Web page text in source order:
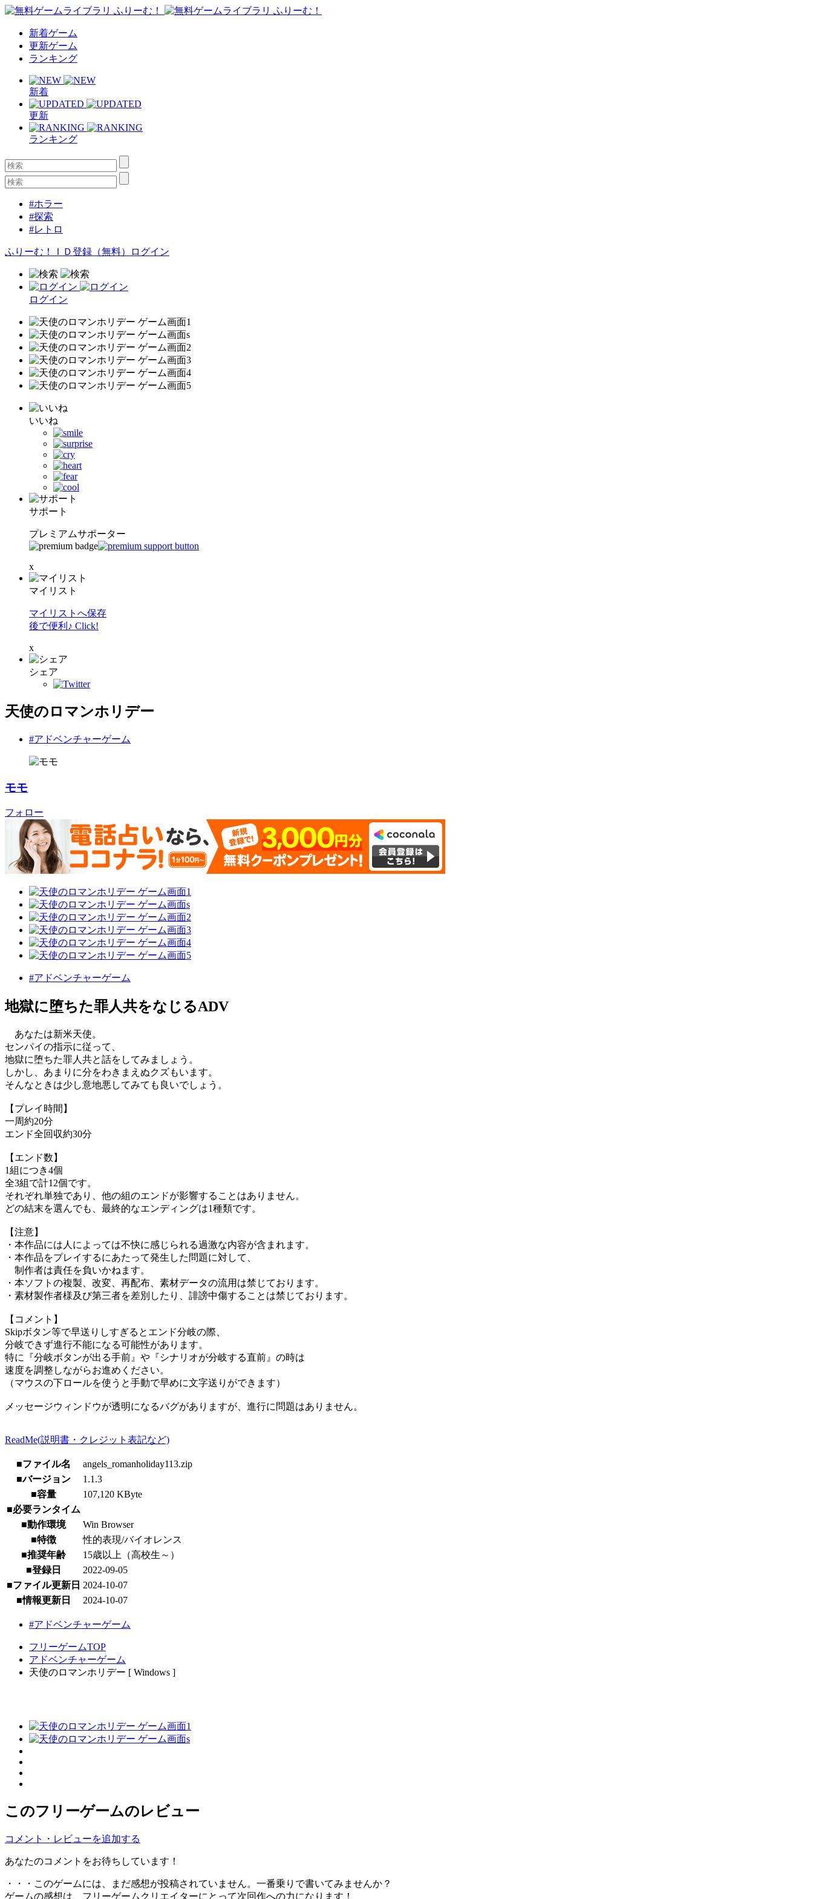
新着ゲーム
更新ゲーム
ランキング
新着
更新
ランキング
#ホラー
#探索
#レトロ
ふりーむ！ＩＤ登録（無料） ログイン
ログイン
いいね
サポート
プレミアムサポーター
x
マイリスト
マイリストへ保存
後で便利♪ Click!
x
シェア
天使のロマンホリデー
#アドベンチャーゲーム
モモ
フォロー
#アドベンチャーゲーム
地獄に堕ちた罪人共をなじるADV
あなたは新米天使。
センパイの指示に従って、
地獄に堕ちた罪人共と話をしてみましょう。
しかし、あまりに分をわきまえぬクズもいます。
そんなときは少し意地悪してみても良いでしょう。
【プレイ時間】
一周約20分
エンド全回収約30分
【エンド数】
1組につき4個
全3組で計12個です。
それぞれ単独であり、他の組のエンドが影響することはありません。
どの結末を選んでも、最終的なエンディングは1種類です。
【注意】
・本作品には人によっては不快に感じられる過激な内容が含まれます。
・本作品をプレイするにあたって発生した問題に対して、
制作者は責任を負いかねます。
・本ソフトの複製、改変、再配布、素材データの流用は禁じております。
・素材製作者様及び第三者を差別したり、誹謗中傷することは禁じております。
【コメント】
Skipボタン等で早送りしすぎるとエンド分岐の際、
分岐できず進行不能になる可能性があります。
特に『分岐ボタンが出る手前』や『シナリオが分岐する直前』の時は
速度を調整しながらお進めください。
（マウスの下ロールを使うと手動で早めに文字送りができます）
メッセージウィンドウが透明になるバグがありますが、進行に問題はありません。
ReadMe(説明書・クレジット表記など)
■ファイル名
angels_romanholiday113.zip
■バージョン
1.1.3
■容量
107,120 KByte
■必要ランタイム
■動作環境
Win Browser
■特徴
性的表現/バイオレンス
■推奨年齢
15歳以上（高校生～）
■登録日
2022-09-05
■ファイル更新日 2024-10-07
■情報更新日
2024-10-07
#アドベンチャーゲーム
フリーゲームTOP
アドベンチャーゲーム
天使のロマンホリデー [ Windows ]
このフリーゲームのレビュー
コメント・レビューを追加する
あなたのコメントをお待ちしています！
・・・このゲームには、まだ感想が投稿されていません。一番乗りで書いてみませんか？
ゲームの感想は、フリーゲームクリエイターにとって次回作への力になります！